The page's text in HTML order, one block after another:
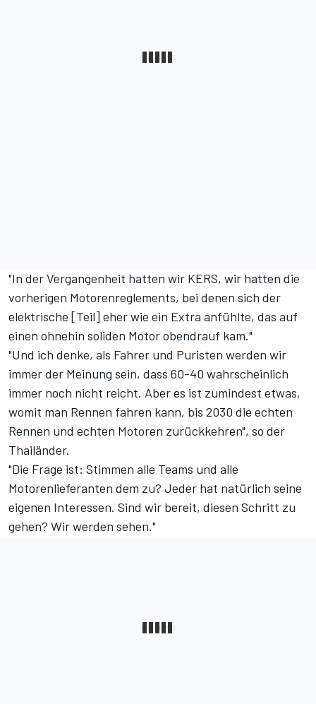
"In der Vergangenheit hatten wir KERS, wir hatten die
vorherigen Motorenreglements, bei denen sich der
elektrische [Teil] eher wie ein Extra anfühlte, das auf
einen ohnehin soliden Motor obendrauf kam."
"Und ich denke, als Fahrer und Puristen werden wir
immer der Meinung sein, dass 60-40 wahrscheinlich
immer noch nicht reicht. Aber es ist zumindest etwas,
womit man Rennen fahren kann, bis 2030 die echten
Rennen und echten Motoren zurückkehren", so der
Thailänder.
"Die Frage ist: Stimmen alle Teams und alle
Motorenlieferanten dem zu? Jeder hat natürlich seine
eigenen Interessen. Sind wir bereit, diesen Schritt zu
gehen? Wir werden sehen."